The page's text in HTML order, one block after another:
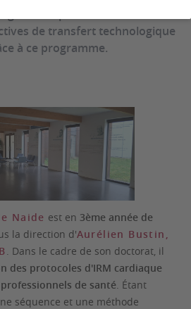
de transfert technologique
à ce programme.
Naide est en 3ème année de
la direction d'Aurélien Bustin,
. Dans le cadre de son doctorat, il
des protocoles d'IRM cardiaque
de santé. Étant
séquence et une méthode